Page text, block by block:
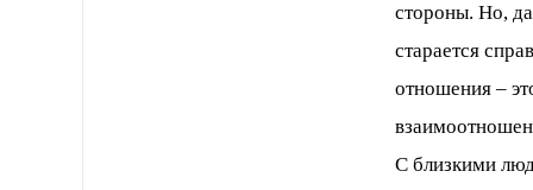
стороны. Но,
старается
отношения –
С близкими